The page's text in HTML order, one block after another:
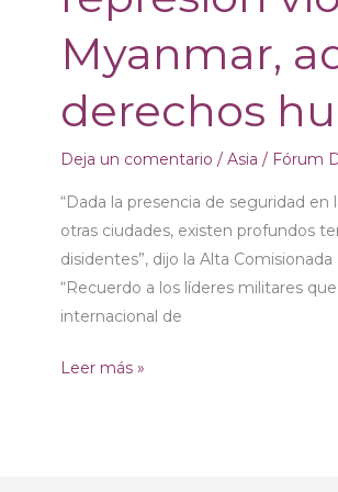
Myanmar,
derechos
Deja un comentario /Asia / Fórum
“Dada la presencia de seguridad en
otras ciudades, existen profundos
disidentes”, dijo la Alta
“Recuerdo a los líderes militares
internacional de
Leer más »